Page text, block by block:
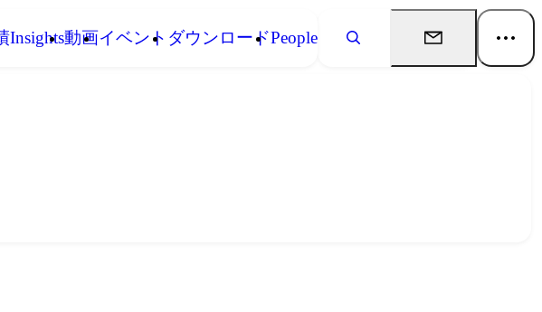
Insights動画イベント ダウンロードPeople